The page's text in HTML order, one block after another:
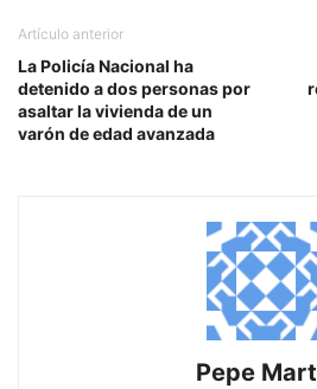
Artículo anterior
La Policía Nacional ha
detenido a dos personas por
asaltar la vivienda de un
varón de edad avanzada
Pepe